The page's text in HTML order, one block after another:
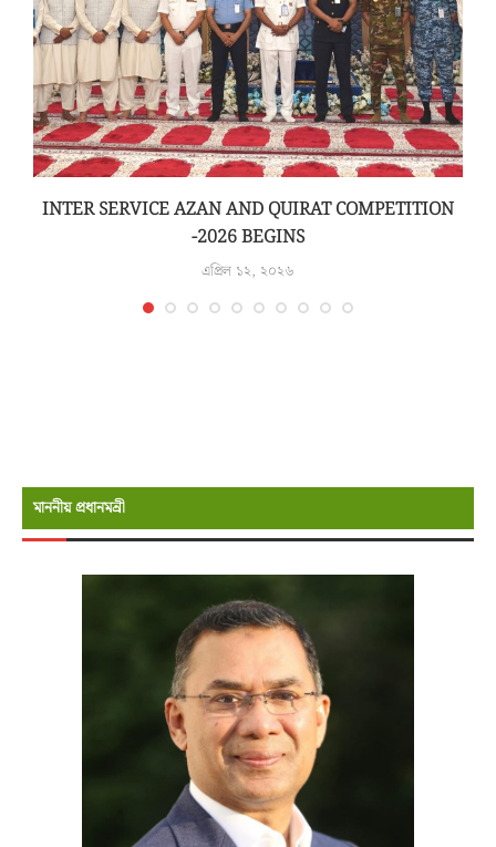
INTER SERVICE AZAN AND QUIRAT COMPETITION
-2026 BEGINS
এপ্রিল ১২, ২০২৬
মাননীয় প্রধানমন্রী